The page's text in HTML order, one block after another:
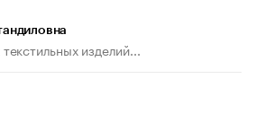
изделий...